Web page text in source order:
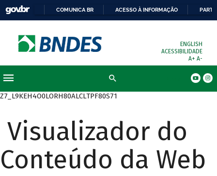
COMUNICA BR ACESSO À INFORMAÇÃO
ENGLISH
ACESSIBILIDADE
A+ A-
Z7_L9KEH4O0LORH80ALCLTPF80S71
Visualizador do
Conteúdo da Web